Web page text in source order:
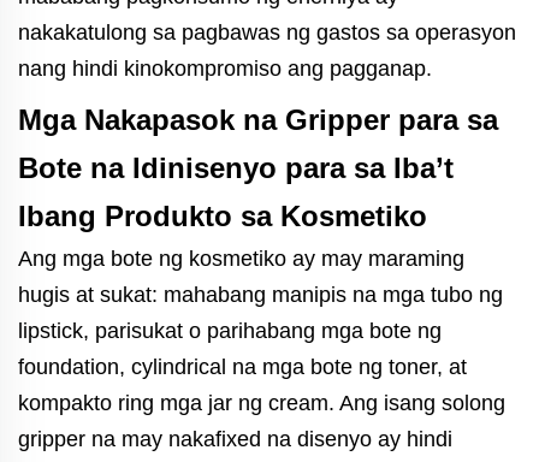
nakakatulong sa pagbawas ng gastos sa operasyon
nang hindi kinokompromiso ang pagganap.
Mga Nakapasok na Gripper para sa
Bote na Idinisenyo para sa Iba’t
Ibang Produkto sa Kosmetiko
Ang mga bote ng kosmetiko ay may maraming
hugis at sukat: mahabang manipis na mga tubo ng
lipstick, parisukat o parihabang mga bote ng
foundation, cylindrical na mga bote ng toner, at
kompakto ring mga jar ng cream. Ang isang solong
gripper na may nakafixed na disenyo ay hindi